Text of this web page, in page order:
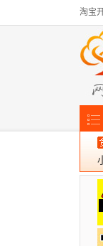
淘宝